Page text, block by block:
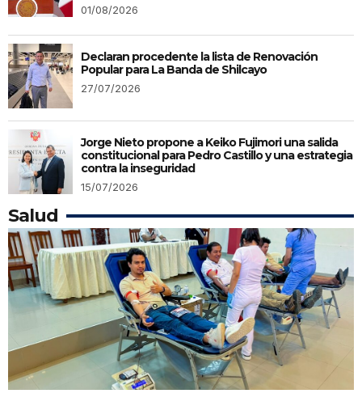
01/08/2026
Declaran procedente la lista de Renovación
Popular para La Banda de Shilcayo
27/07/2026
Jorge Nieto propone a Keiko Fujimori una salida
constitucional para Pedro Castillo y una estrategia
contra la inseguridad
15/07/2026
Salud